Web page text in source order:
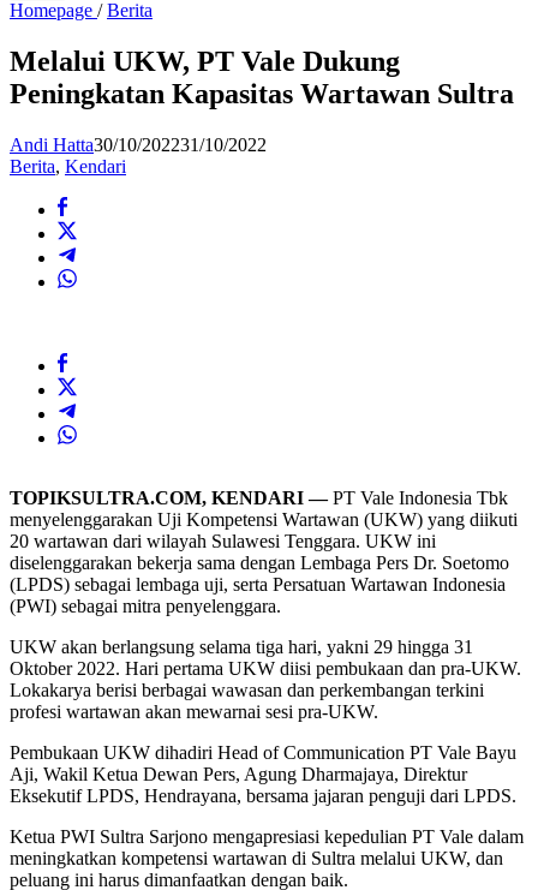
Homepage / Berita
PT
Vale
Dukung
Kapasitas
Melalui UKW, PT Vale Dukung
Peningkatan Kapasitas Wartawan Sultra
Andi Hatta30/10/202231/10/2022
Berita, Kendari
TOPIKSULTRA.COM, KENDARI —PT Vale Indonesia Tbk
menyelenggarakan Uji Kompetensi Wartawan (UKW) yang diikuti
20 wartawan dari wilayah Sulawesi Tenggara. UKW ini
diselenggarakan bekerja sama dengan Lembaga Pers Dr. Soetomo
(LPDS) sebagai lembaga uji, serta Persatuan Wartawan Indonesia
(PWI) sebagai mitra penyelenggara.
UKW akan berlangsung selama tiga hari, yakni 29 hingga 31
Oktober 2022. Hari pertama UKW diisi pembukaan dan pra-UKW.
Lokakarya berisi berbagai wawasan dan perkembangan terkini
profesi wartawan akan mewarnai sesi pra-UKW.
Pembukaan UKW dihadiri Head of Communication PT Vale Bayu
Aji, Wakil Ketua Dewan Pers, Agung Dharmajaya, Direktur
Eksekutif LPDS, Hendrayana, bersama jajaran penguji dari LPDS.
Ketua PWI Sultra Sarjono mengapresiasi kepedulian PT Vale dalam
meningkatkan kompetensi wartawan di Sultra melalui UKW, dan
peluang ini harus dimanfaatkan dengan baik.